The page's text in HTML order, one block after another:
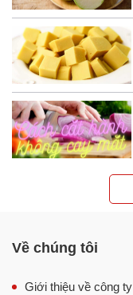
Về chúng tôi
Giới thiệu về công ty